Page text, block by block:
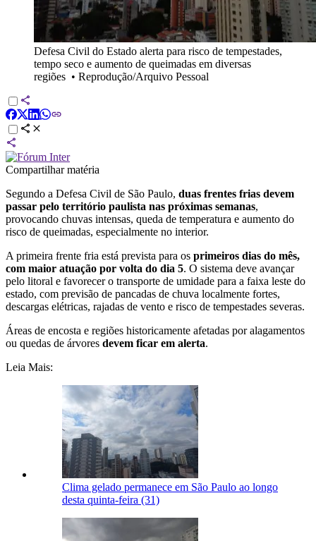
Defesa Civil do Estado alerta para risco de tempestades,
tempo seco e aumento de queimadas em diversas
regiões • Reprodução/Arquivo Pessoal
Compartilhar matéria
Segundo a Defesa Civil de São Paulo, duas frentes frias devem
passar pelo território paulista nas próximas semanas,
provocando chuvas intensas, queda de temperatura e aumento do
risco de queimadas, especialmente no interior.
A primeira frente fria está prevista para os primeiros dias do mês,
com maior atuação por volta do dia 5. O sistema deve avançar
pelo litoral e favorecer o transporte de umidade para a faixa leste do
estado, com previsão de pancadas de chuva localmente fortes,
descargas elétricas, rajadas de vento e risco de tempestades severas.
Áreas de encosta e regiões historicamente afetadas por alagamentos
ou quedas de árvores devem ficar em alerta.
Leia Mais:
Clima gelado permanece em São Paulo ao longo
desta quinta-feira (31)